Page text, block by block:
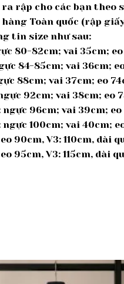
ra rập cho các bạn theo
hàng Toàn quốc (rập
tin size như sau:
80-82cm; vai 35cm;
84-85cm; vai 36cm;
88cm; vai 37cm; eo
92cm; vai 38cm; eo
ngực 96cm; vai 39cm;
ngực 100cm; vai 40cm;
90cm, V3: 110cm, dài
95cm, V3: 115cm, dài